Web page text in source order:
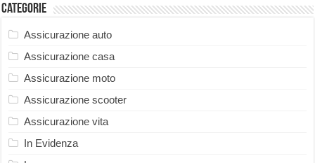
Categorie
Assicurazione auto
Assicurazione casa
Assicurazione moto
Assicurazione scooter
Assicurazione vita
In Evidenza